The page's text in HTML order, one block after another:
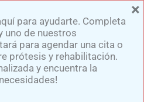
para ayudarte. Completa
uno de nuestros
para agendar una cita o
prótesis y rehabilitación.
y encuentra la
×